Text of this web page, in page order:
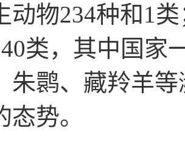
动物234种和1
类，其中国家
朱鹮、藏羚羊
势。